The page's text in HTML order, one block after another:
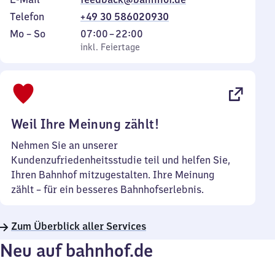
Telefon
+49 30 586020930
Montag
Mo – So,
inkl. Feiertage
07:00–22:00
Von
7
inkl. Feiertage
Weil Ihre Meinung zählt!
Nehmen Sie an unserer
Kundenzufriedenheitsstudie teil und helfen Sie,
Ihren Bahnhof mitzugestalten. Ihre Meinung
zählt – für ein besseres Bahnhofserlebnis.
Zum Überblick aller Services
Neu auf bahnhof.de